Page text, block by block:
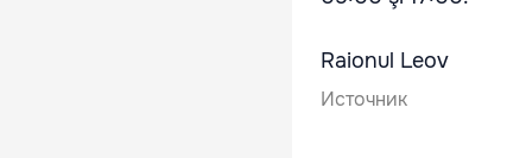
Raionul Leov
Источник